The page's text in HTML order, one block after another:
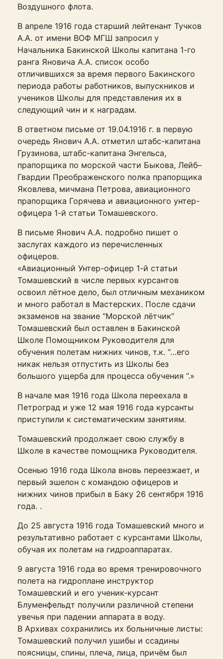
Воздушного флота.
В апреле 1916 года старший лейтенант Тучков
А.А. от имени ВОФ МГШ запросил у
Начальника Бакинской Школы капитана 1-го
ранга Яновича А.А. список особо
отличившихся за время первого Бакинского
периода работы работников, выпускников и
учеников Школы для представления их в
следующий чин и к наградам.
В ответном письме от 19.04.1916 г. в первую
очередь Янович А.А. отметил штабс-капитана
Грузинова, штабс-капитана Энгельса,
прапорщика по морской части Быкова, Лейб–
Гвардии Преображенского полка прапорщика
Яковлева, мичманa Петрова, авиационного
прапорщика Горячева и авиационного унтер-
офицера 1-й статьи Томашевского.
В письме Янович А.А. подробно пишет о
заслугах каждого из перечисленных
офицеров.
«Авиационный Унтер-офицер 1-й статьи
Томашевский в числе первых курсантов
освоил лётное дело, был отличным механиком
и много работал в Мастерских. После сдачи
экзаменов на звание “Морской лётчик”
Томашевский был оставлен в Бакинской
Школе Помощником Руководителя для
обучения полетам нижних чинов, т.к. “…его
никак нельзя отпустить из Школы без
большого ущерба для процесса обучения ”.»
В начале мая 1916 года Школа переехала в
Петроград и уже 12 мая 1916 года курсанты
приступили к систематическим занятиям.
Томашевский продолжает свою службу в
Школе в качестве помощника Руководителя.
Осенью 1916 года Школа вновь переезжает, и
первый эшелон с командою офицеров и
нижних чинов прибыл в Баку 26 сентября 1916
года. .
До 25 августа 1916 года Томашевский много и
результативно работает с курсантами Школы,
обучая их полетам на гидроаппаратах.
9 августа 1916 года во время тренировочного
полета на гидроплане инструктор
Томашевский и его ученик-курсант
Блуменфельдт получили различной степени
увечья при падении аппарата в воду.
В Архивах сохранились их больничные листы:
Томашевский получил ушибы и ссадины
поясницы, спины, плеча, лица, причём был